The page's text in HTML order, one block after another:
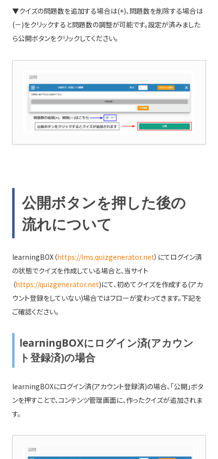
▼クイズの問題数を追加する場合は(+)、問題数を削除する場合は
(－)をクリックすると問題数の調整が可能です。設定が済みました
ら公開ボタンをクリックしてください。
公開ボタンを押した後の
流れについて
learningBOX（https://lms.quizgenerator.net）にてログイン済
の状態でクイズを作成している場合と、当サイト
（https://quizgenerator.net)にて、初めてクイズを作成する(アカ
ウント登録をしていない)場合ではフローが変わってきます。下記を
ご確認ください。
learningBOXにログイン済(アカウン
ト登録済)の場合
learningBOXにログイン済(アカウント登録済)の場合、「公開」ボタ
ンを押すことで、コンテンツ管理画面に、作ったクイズが追加されま
す。